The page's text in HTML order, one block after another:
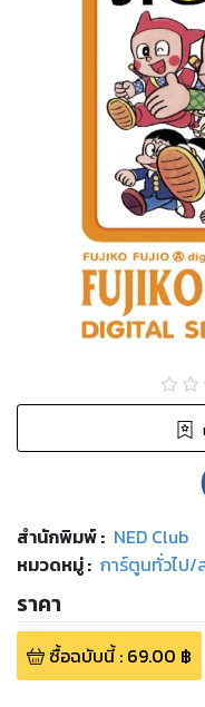
สำนักพิมพ์: NED Club
หมวดหมู่: การ์ตูนทั่วไป/
ราคา
ซื้อฉบับนี้: 69.00 ฿